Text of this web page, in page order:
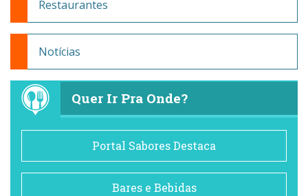
Restaurantes
Notícias
Quer Ir Pra Onde?
Portal Sabores Destaca
Bares e Bebidas